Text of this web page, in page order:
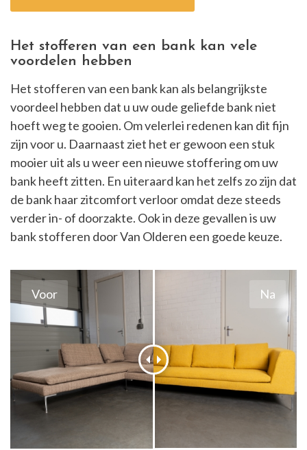
Het stofferen van een bank kan vele
voordelen hebben
Het stofferen van een bank kan als belangrijkste
voordeel hebben dat u uw oude geliefde bank niet
hoeft weg te gooien. Om velerlei redenen kan dit fijn
zijn voor u. Daarnaast ziet het er gewoon een stuk
mooier uit als u weer een nieuwe stoffering om uw
bank heeft zitten. En uiteraard kan het zelfs zo zijn dat
de bank haar zitcomfort verloor omdat deze steeds
verder in- of doorzakte. Ook in deze gevallen is uw
bank stofferen door Van Olderen een goede keuze.
Voor Na